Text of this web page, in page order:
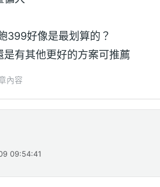
399好像是最划算的？
有其他更好的方案可推薦
內容
09:54:41